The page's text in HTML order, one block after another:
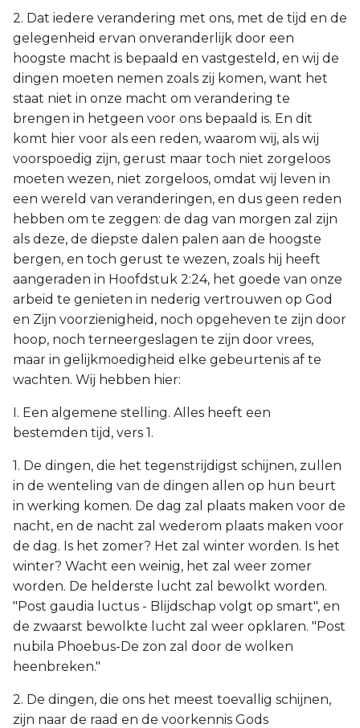
2. Dat iedere verandering met ons, met de tijd en de
gelegenheid ervan onveranderlijk door een
hoogste macht is bepaald en vastgesteld, en wij de
dingen moeten nemen zoals zij komen, want het
staat niet in onze macht om verandering te
brengen in hetgeen voor ons bepaald is. En dit
komt hier voor als een reden, waarom wij, als wij
voorspoedig zijn, gerust maar toch niet zorgeloos
moeten wezen, niet zorgeloos, omdat wij leven in
een wereld van veranderingen, en dus geen reden
hebben om te zeggen: de dag van morgen zal zijn
als deze, de diepste dalen palen aan de hoogste
bergen, en toch gerust te wezen, zoals hij heeft
aangeraden in Hoofdstuk 2:24, het goede van onze
arbeid te genieten in nederig vertrouwen op God
en Zijn voorzienigheid, noch opgeheven te zijn door
hoop, noch terneergeslagen te zijn door vrees,
maar in gelijkmoedigheid elke gebeurtenis af te
wachten. Wij hebben hier:
I. Een algemene stelling. Alles heeft een
bestemden tijd, vers 1.
1. De dingen, die het tegenstrijdigst schijnen, zullen
in de wenteling van de dingen allen op hun beurt
in werking komen. De dag zal plaats maken voor de
nacht, en de nacht zal wederom plaats maken voor
de dag. Is het zomer? Het zal winter worden. Is het
winter? Wacht een weinig, het zal weer zomer
worden. De helderste lucht zal bewolkt worden.
"Post gaudia luctus - Blijdschap volgt op smart", en
de zwaarst bewolkte lucht zal weer opklaren. "Post
nubila Phoebus-De zon zal door de wolken
heenbreken."
2. De dingen, die ons het meest toevallig schijnen,
zijn naar de raad en de voorkennis Gods